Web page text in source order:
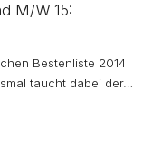
M/W 15:
Bestenliste 2014
taucht dabei der…